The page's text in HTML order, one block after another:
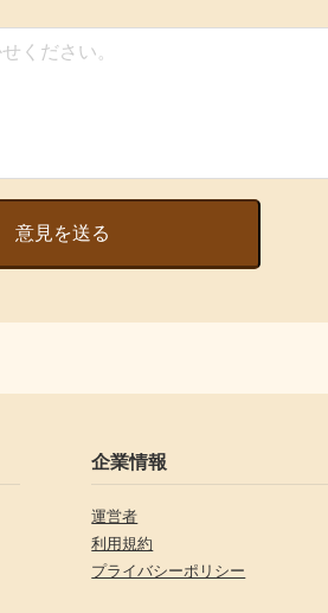
意見を送る
企業情報
運営者
利用規約
プライバシーポリシー